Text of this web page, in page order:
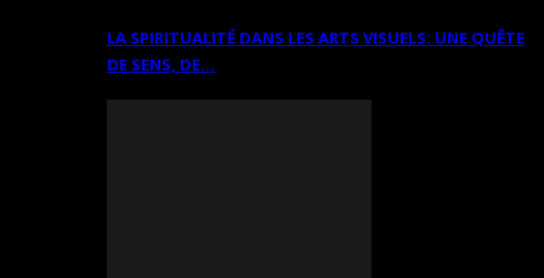
LA SPIRITUALITÉ DANS LES ARTS VISUELS: UNE QUÊTE
DE SENS, DE…